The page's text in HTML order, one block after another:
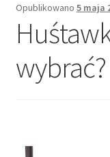
Opublikowano 5 maja
wybrać?